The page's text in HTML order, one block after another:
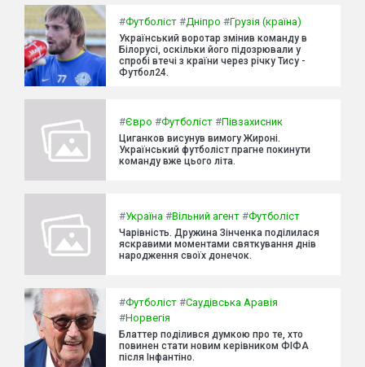
#Футболіст #Дніпро #Грузія (країна)
Український воротар змінив команду в
Білорусі, оскільки його підозрювали у
спробі втечі з країни через річку Тису -
Футбол24.
#Євро #Футболіст #Півзахисник
Циганков висунув вимогу Жироні.
Український футболіст прагне покинути
команду вже цього літа.
#Україна #Вільний агент #Футболіст
Чарівність. Дружина Зінченка поділилася
яскравими моментами святкування днів
народження своїх донечок.
#Футболіст #Саудівська Аравія
#Норвегія
Блаттер поділився думкою про те, хто
повинен стати новим керівником ФІФА
після Інфантіно.